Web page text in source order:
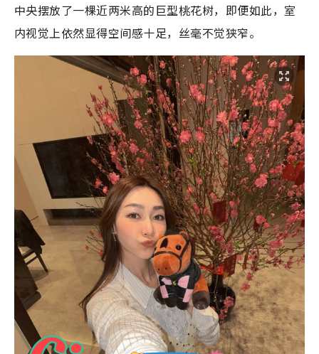
中央摆放了一棵近两米高的巨型桃花树，即便如此，室
内视觉上依然显得空间感十足，丝毫不觉狭窄。